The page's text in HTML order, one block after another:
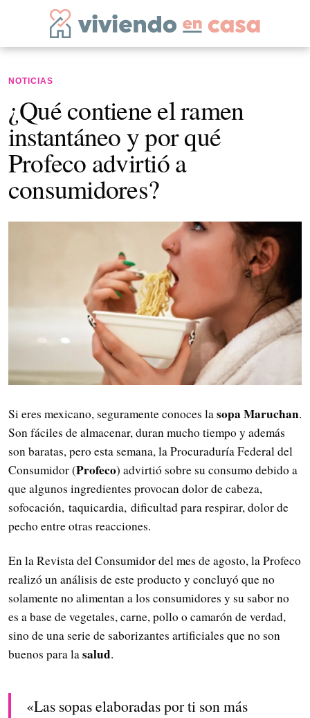
NOTICIAS
¿Qué contiene el ramen
instantáneo y por qué
Profeco advirtió a
consumidores?
Si eres mexicano, seguramente conoces lasopa Maruchan.
Son fáciles de almacenar, duran mucho tiempo y además
son baratas, pero esta semana, la Procuraduría Federal del
Consumidor (Profeco) advirtió sobre su consumo debido a
que algunos ingredientes provocan dolor de cabeza,
sofocación, taquicardia, dificultad para respirar, dolor de
pecho entre otras reacciones.
En la Revista del Consumidor del mes de agosto, la Profeco
realizó un análisis de este producto y concluyó que no
solamente no alimentan a los consumidores y su sabor no
es a base de vegetales, carne, pollo o camarón de verdad,
sino de una serie de saborizantes artificiales que no son
buenos para lasalud.
«Las sopas elaboradas por ti son más